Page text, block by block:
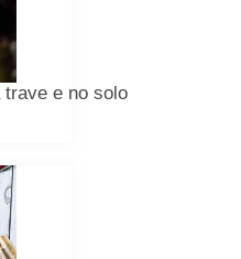
trave e no solo